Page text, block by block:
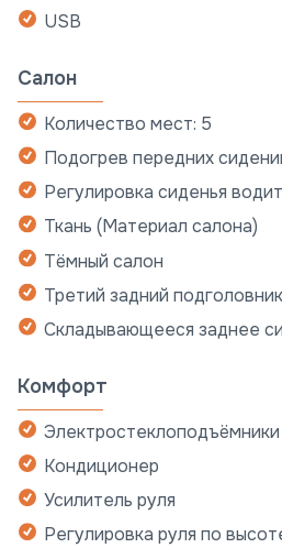
USB
Салон
Количество мест: 5
Подогрев передних
Регулировка сиденья
Ткань (Материал салона)
Тёмный салон
Третий задний подголовник
Складывающееся заднее
Комфорт
Кондиционер
Усилитель руля
Регулировка руля по